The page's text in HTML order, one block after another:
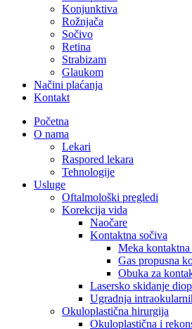
Konjunktiva
Rožnjača
Sočivo
Retina
Strabizam
Glaukom
Načini plaćanja
Kontakt
Početna
O nama
Lekari
Raspored lekara
Tehnologije
Usluge
Oftalmološki pregledi
Korekcija vida
Naočare
Kontaktna sočiva
Meka kontaktna
Gas propusna
Obuka za
Lasersko skidanje
Ugradnja
Okuloplastična hirurgija
Okuloplastična i